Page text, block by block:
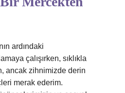
ardındaki
çalışırken, sıklıkla
ancak zihnimizde derin
merak ederim.